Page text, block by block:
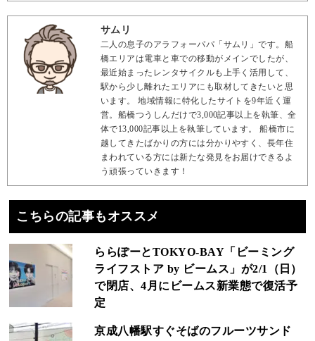
サムリ
二人の息子のアラフォーパパ「サムリ」です。船
橋エリアは電車と車での移動がメインでしたが、
最近始まったレンタサイクルも上手く活用して、
駅から少し離れたエリアにも取材してきたいと思
います。 地域情報に特化したサイトを9年近く運
営。船橋つうしんだけで3,000記事以上を執筆、全
体で13,000記事以上を執筆しています。 船橋市に
越してきたばかりの方には分かりやすく、長年住
まわれている方には新たな発見をお届けできるよ
う頑張っていきます！
こちらの記事もオススメ
ららぽーとTOKYO-BAY「ビーミング
ライフストア by ビームス」が2/1（日）
で閉店、4月にビームス新業態で復活予
定
京成八幡駅すぐそばのフルーツサンド